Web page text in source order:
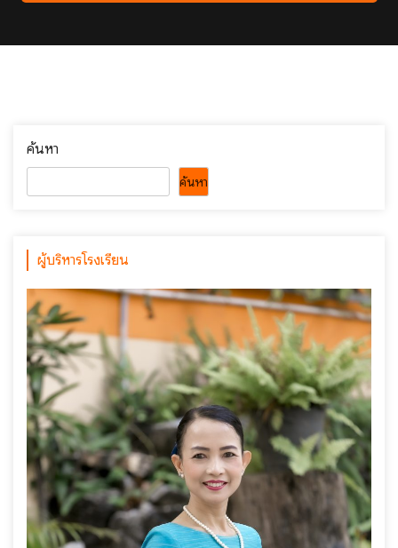
ค้นหา
ค้นหา
ผู้บริหารโรงเรียน